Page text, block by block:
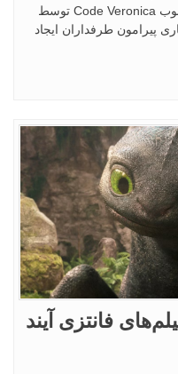
Veronica به عنوان بازسازی عنوان محبوب Code Veronica توسط
پیرامون طرفداران ایجاد
فانتزی آیند